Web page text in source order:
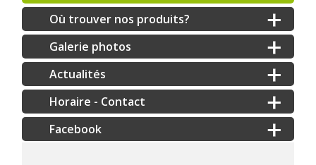
Où trouver nos produits?
Galerie photos
Actualités
Horaire - Contact